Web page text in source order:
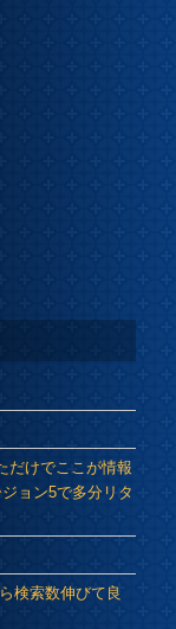
だけでここが情報
ョン5で多分リタ
検索数伸びて良